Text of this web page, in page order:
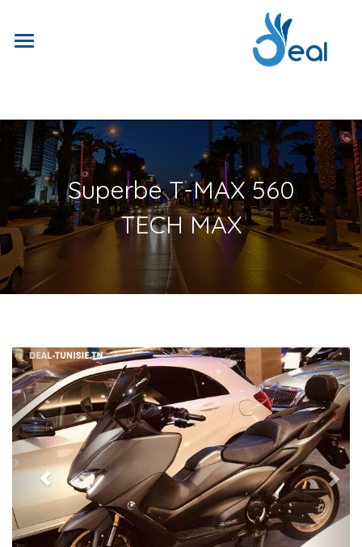
Superbe T-MAX 560
TECH MAX
Previous Next